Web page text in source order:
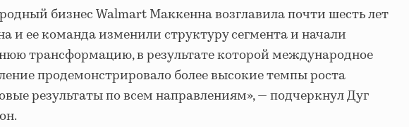
бизнес Walmart Маккенна возглавила почти шесть лет
и ее команда изменили структуру сегмента и начали
трансформацию, в результате которой международное
продемонстрировало более высокие темпы роста
результаты по всем направлениям», — подчеркнул Дуг